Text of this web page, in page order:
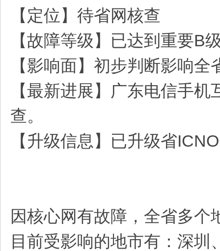
【定位】待省网核查
【故障等级】已达到重要B
【影响面】初步判断影响全
【最新进展】广东电信手
查。
【升级信息】已升级省
因核心网有故障，全省多
目前受影响的地市有：深